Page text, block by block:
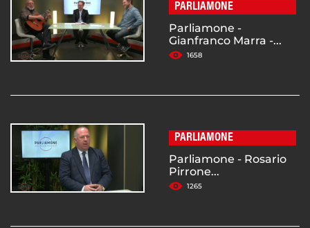
PARLIAMONE
Parliamone -
Gianfranco Marra -...
1658
PARLIAMONE
Parliamone - Rosario
Pirrone...
1265